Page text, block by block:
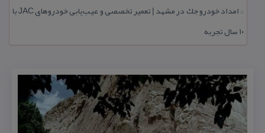
::
امداد خودرو جك در مشهد | تعمیر تخصصی و عیب‌یابی خودروهای JAC با
۱۰ سال تجربه